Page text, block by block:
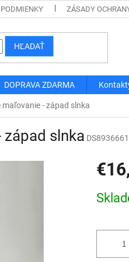
ZÁSADY
HĽADAŤ
DOPRAVA ZDARMA
maľovanie - západ slnka
slnka
cena: